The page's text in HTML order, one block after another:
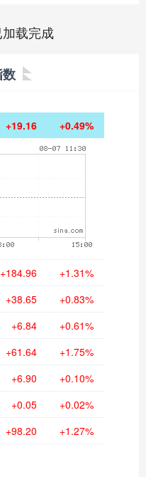
载完成
+19.16 +0.49%
+184.96 +1.31%
+38.65 +0.83%
+6.84 +0.61%
+61.64 +1.75%
+6.90 +0.10%
+0.05 +0.02%
+98.20 +1.27%